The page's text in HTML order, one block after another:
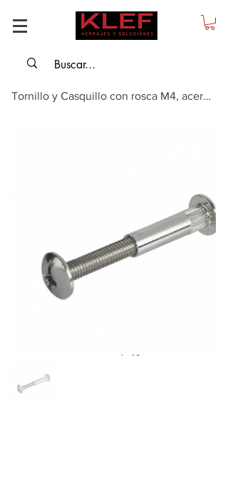
Tornillo y Casquillo con rosca M4, acero, diámetro 5 mm para grosor de madera...